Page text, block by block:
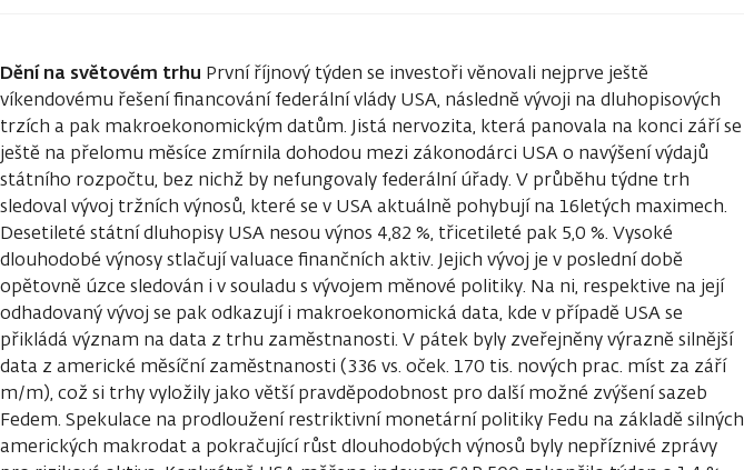
Dění na světovém trhu První říjnový týden se investoři věnovali nejprve ještě
víkendovému řešení financování federální vlády USA, následně vývoji na dluhopisových
trzích a pak makroekonomickým datům. Jistá nervozita, která panovala na konci září se
ještě na přelomu měsíce zmírnila dohodou mezi zákonodárci USA o navýšení výdajů
státního rozpočtu, bez nichž by nefungovaly federální úřady. V průběhu týdne trh
sledoval vývoj tržních výnosů, které se v USA aktuálně pohybují na 16letých maximech.
Desetileté státní dluhopisy USA nesou výnos 4,82 %, třicetileté pak 5,0 %. Vysoké
dlouhodobé výnosy stlačují valuace finančních aktiv. Jejich vývoj je v poslední době
opětovně úzce sledován i v souladu s vývojem měnové politiky. Na ni, respektive na její
odhadovaný vývoj se pak odkazují i makroekonomická data, kde v případě USA se
přikládá význam na data z trhu zaměstnanosti. V pátek byly zveřejněny výrazně silnější
data z americké měsíční zaměstnanosti (336 vs. oček. 170 tis. nových prac. míst za září
m/m), což si trhy vyložily jako větší pravděpodobnost pro další možné zvýšení sazeb
Fedem. Spekulace na prodloužení restriktivní monetární politiky Fedu na základě silných
amerických makrodat a pokračující růst dlouhodobých výnosů byly nepříznivé zprávy